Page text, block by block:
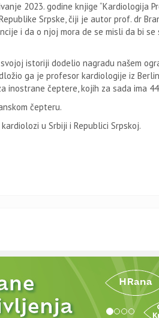
2023. godine knjige “Kardiologija
Srpske, čiji je autor prof. dr
i da o njoj mora de se misli da bi
istoriji dodelio nagradu našem
ga je profesor kardiologije iz
inostrane čeptere, kojih za sada ima
čepteru.
u Srbiji i Republici Srpskoj.